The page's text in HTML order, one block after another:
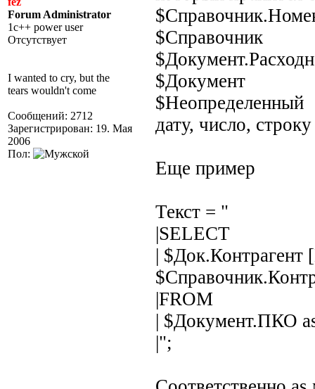
Forum Administrator
1c++ power user
Отсутствует
I wanted to cry, but the
tears wouldn't come
Сообщений: 2712
Зарегистрирован: 19. Мая
2006
Пол:
$Справочник
$Документ
$Неопределенный
дату, число,
Еще пример
Текст = "
|SELECT
| $Док.Контрагент
|FROM
| $Документ.ПКО
|";